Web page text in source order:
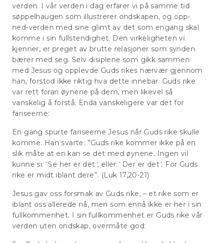
verden. I vår verden i dag erfarer vi på samme tid
søppelhaugen som illustrerer ondskapen, og opp-
ned-verden med sine glimt av det som engang skal
komme i sin fullstendighet. Den virkeligheten vi
kjenner, er preget av brutte relasjoner som synden
bærer med seg. Selv disiplene som gikk sammen
med Jesus og opplevde Guds rikes nærvær gjennom
han, forstod ikke riktig hva dette innebar. Guds rike
var rett foran øynene på dem, men likevel så
vanskelig å forstå. Enda vanskeligere var det for
fariseerne:
En gang spurte fariseerne Jesus når Guds rike skulle
komme. Han svarte: ”Guds rike kommer ikke på en
slik måte at en kan se det med øynene. Ingen vil
kunne si: ̕ Se her er det ̓, eller: ̕ Der er det ̕. For Guds
rike er midt iblant dere”. (Luk 17,20-21)
Jesus gav oss forsmak av Guds rike, – et rike som er
iblant oss allerede nå, men som ennå ikke er her i sin
fullkommenhet. I sin fullkommenhet er Guds rike vår
verden uten ondskap, overmåte god: